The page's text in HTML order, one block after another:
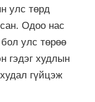
улс төрд
Одоо нас
улс төрөө
гэдэг худлын
гүйцэж